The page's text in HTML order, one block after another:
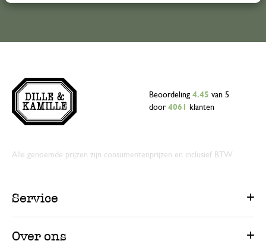
Beoordeling 4.45 van 5
door 4061 klanten
Alle genoemde prijzen zijn consumentenprijzen en inclusief BTW.
Service
Over ons